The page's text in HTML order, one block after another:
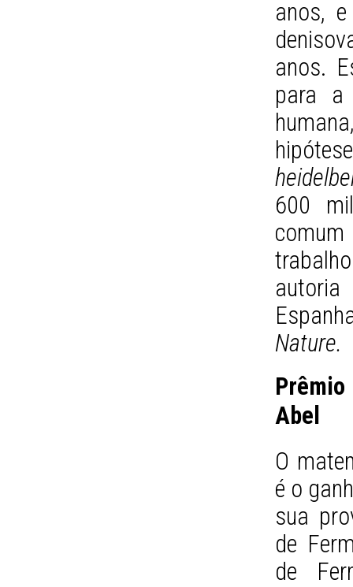
anos,
anos.
para a
600
autoria
Nature.
Prêmio
Abel
O
é o
sua
de
de